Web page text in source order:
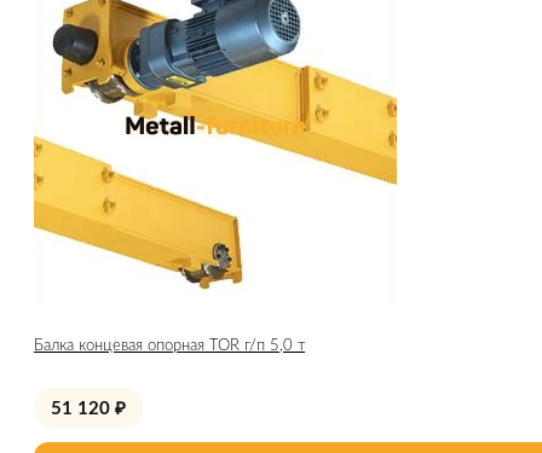
Балка концевая опорная TOR г/п 5,0 т
51 120 ₽